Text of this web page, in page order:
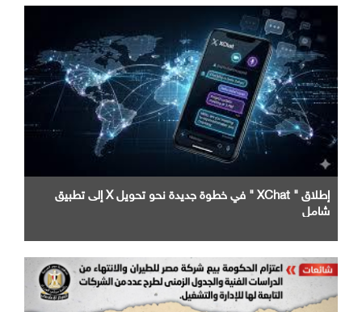
إطلاق " XChat " في خطوة جديدة نحو تحويل X إلى تطبيق
شامل